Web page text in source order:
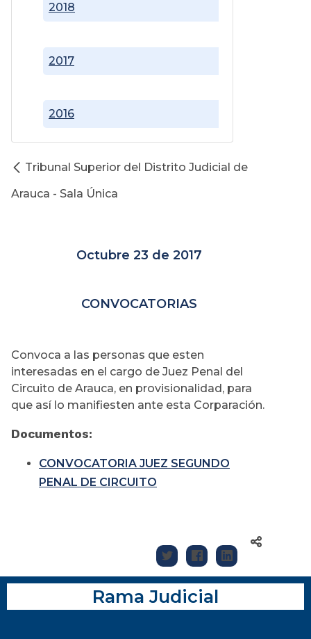
2016
2017
2018
Tribunal Superior del Distrito Judicial de
Arauca - Sala Única
Octubre 23 de 2017
CONVOCATORIAS
Convoca a las personas que esten
interesadas en el cargo de Juez Penal del
Circuito de Arauca, en provisionalidad, para
que así lo manifiesten ante esta Corparación.
Documentos:
CONVOCATORIA JUEZ SEGUNDO
PENAL DE CIRCUITO
Rama Judicial